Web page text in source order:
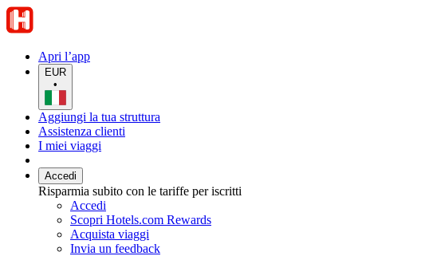
Apri l’app
EUR
•
Aggiungi la tua struttura
Assistenza clienti
I miei viaggi
Accedi
Risparmia subito con le tariffe per iscritti
Accedi
Scopri Hotels.com Rewards
Acquista viaggi
Invia un feedback